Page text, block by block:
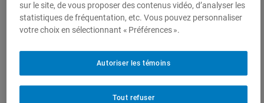
Auteurs-trices
sur le site, de vous proposer des contenus vidéo, d’analyser les
statistiques de fréquentation, etc. Vous pouvez personnaliser
votre choix en sélectionnant « Préférences ».
Tout refuser
Autoriser les témoins